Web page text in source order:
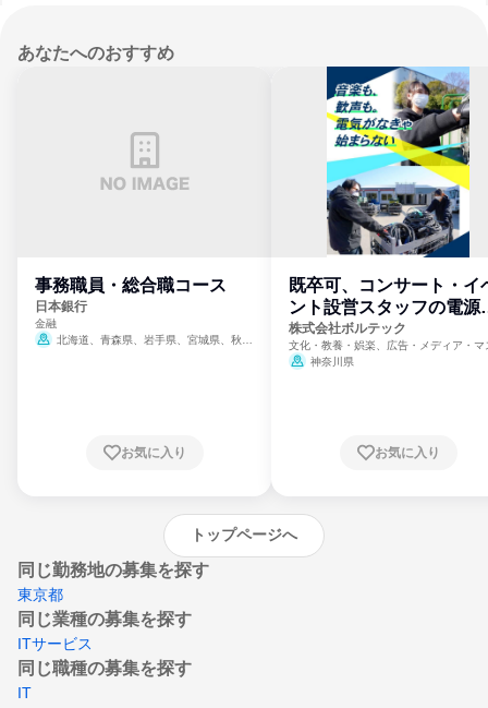
あなたへのおすすめ
事務職員・総合職コース
日本銀行
金融
北海道、青森県、岩手県、宮城県、秋田
崎県、熊本県、大分県、宮崎県、鹿児島県、
お気に入り
既卒可、コンサート・イ
ント設営スタッフの電源
門
株式会社ボルテック
文化・教養・娯楽、広告・メディア・マ
ミ、電力・ガス・水道・エネルギー
神奈川県
お気に入り
トップページへ
同じ勤務地の募集を探す
東京都
同じ業種の募集を探す
ITサービス
同じ職種の募集を探す
IT